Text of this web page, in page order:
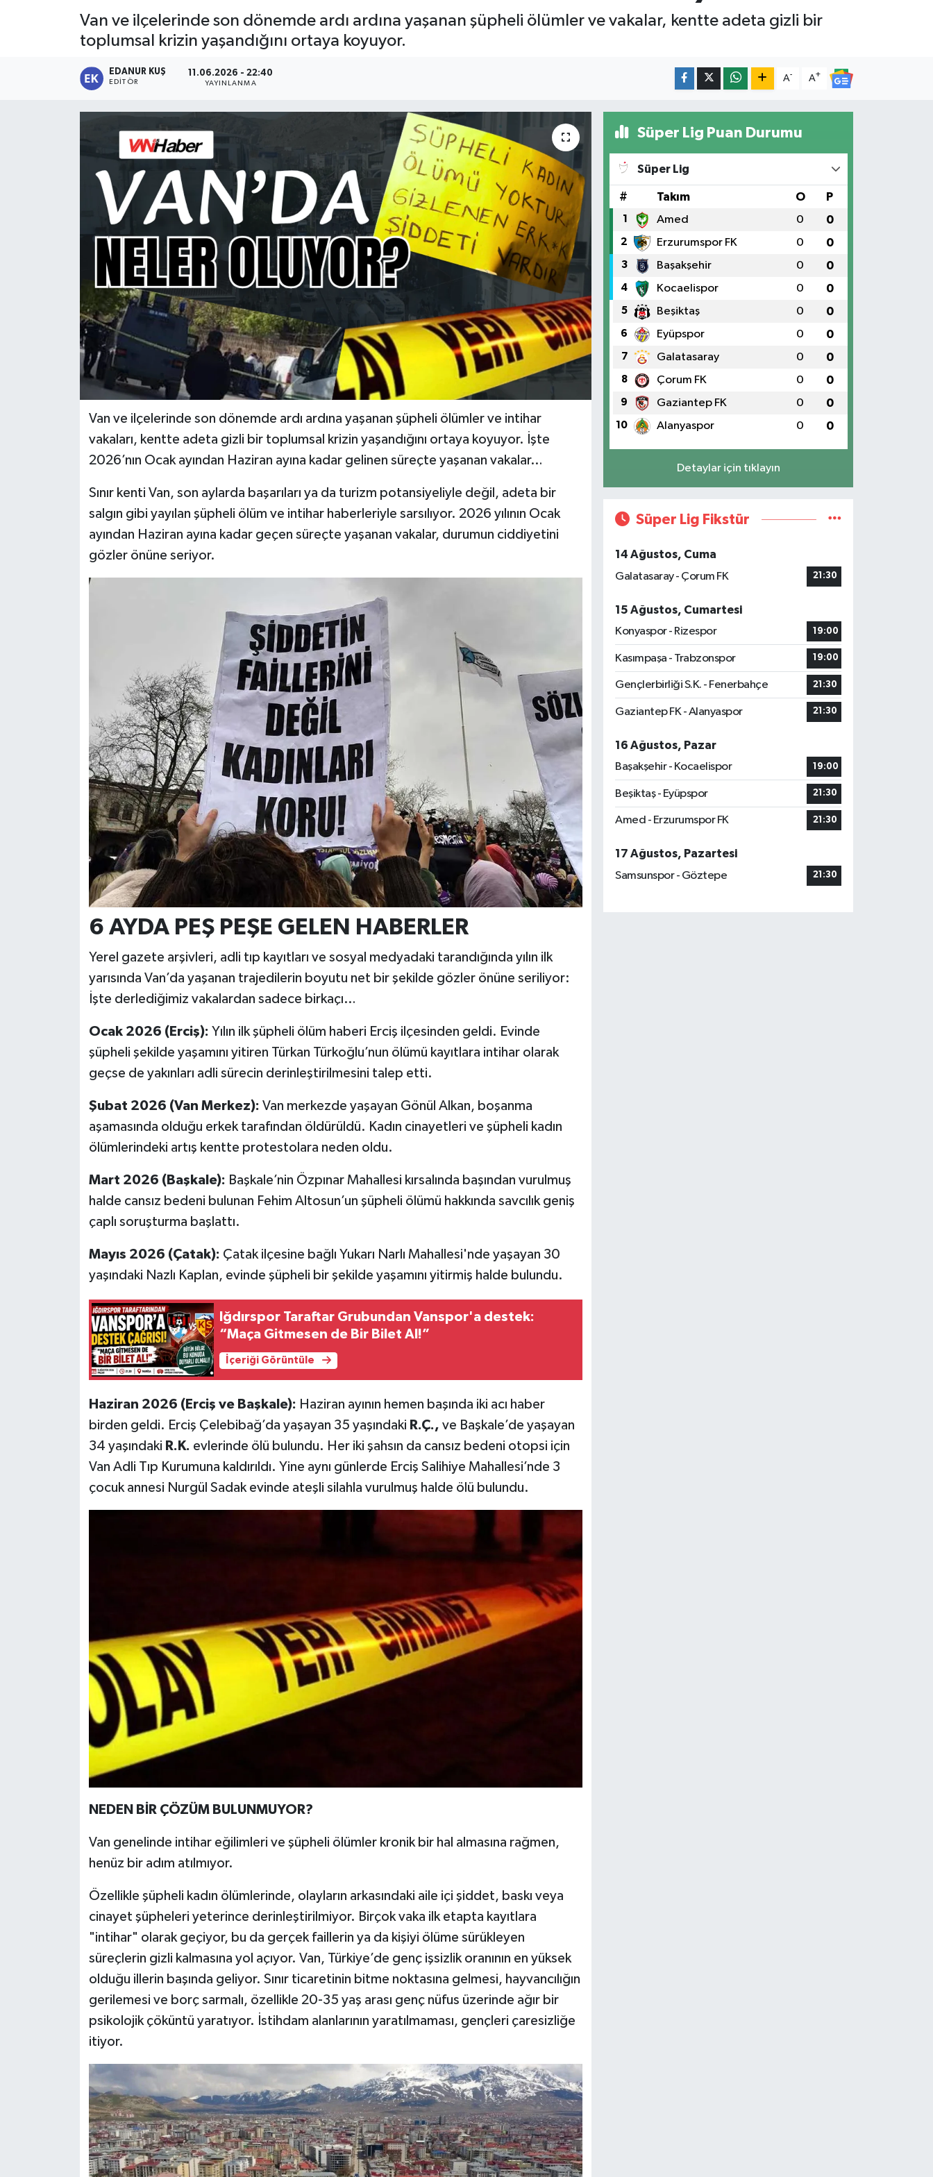
Van ve ilçelerinde son dönemde ardı ardına yaşanan şüpheli ölümler ve vakalar, kentte adeta gizli bir
toplumsal krizin yaşandığını ortaya koyuyor.
EDANUR KUŞ
EDITÖR
11.06.2026 - 22:40
YAYINLANMA
A- A+
Van ve ilçelerinde son dönemde ardı ardına yaşanan şüpheli ölümler ve intihar
vakaları, kentte adeta gizli bir toplumsal krizin yaşandığını ortaya koyuyor. İşte
2026’nın Ocak ayından Haziran ayına kadar gelinen süreçte yaşanan vakalar…
Sınır kenti Van, son aylarda başarıları ya da turizm potansiyeliyle değil, adeta bir
salgın gibi yayılan şüpheli ölüm ve intihar haberleriyle sarsılıyor. 2026 yılının Ocak
ayından Haziran ayına kadar geçen süreçte yaşanan vakalar, durumun ciddiyetini
gözler önüne seriyor.
6 AYDA PEŞ PEŞE GELEN HABERLER
Yerel gazete arşivleri, adli tıp kayıtları ve sosyal medyadaki tarandığında yılın ilk
yarısında Van’da yaşanan trajedilerin boyutu net bir şekilde gözler önüne seriliyor:
İşte derlediğimiz vakalardan sadece birkaçı…
Ocak 2026 (Erciş): Yılın ilk şüpheli ölüm haberi Erciş ilçesinden geldi. Evinde
şüpheli şekilde yaşamını yitiren Türkan Türkoğlu’nun ölümü kayıtlara intihar olarak
geçse de yakınları adli sürecin derinleştirilmesini talep etti.
Şubat 2026 (Van Merkez): Van merkezde yaşayan Gönül Alkan, boşanma
aşamasında olduğu erkek tarafından öldürüldü. Kadın cinayetleri ve şüpheli kadın
ölümlerindeki artış kentte protestolara neden oldu.
Mart 2026 (Başkale): Başkale’nin Özpınar Mahallesi kırsalında başından vurulmuş
halde cansız bedeni bulunan Fehim Altosun’un şüpheli ölümü hakkında savcılık geniş
çaplı soruşturma başlattı.
Mayıs 2026 (Çatak): Çatak ilçesine bağlı Yukarı Narlı Mahallesi'nde yaşayan 30
yaşındaki Nazlı Kaplan, evinde şüpheli bir şekilde yaşamını yitirmiş halde bulundu.
Iğdırspor Taraftar Grubundan Vanspor'a destek:
“Maça Gitmesen de Bir Bilet Al!”
İçeriği Görüntüle
Haziran 2026 (Erciş ve Başkale): Haziran ayının hemen başında iki acı haber
birden geldi. Erciş Çelebibağ’da yaşayan 35 yaşındaki R.Ç., ve Başkale’de yaşayan
34 yaşındaki R.K. evlerinde ölü bulundu. Her iki şahsın da cansız bedeni otopsi için
Van Adli Tıp Kurumuna kaldırıldı. Yine aynı günlerde Erciş Salihiye Mahallesi’nde 3
çocuk annesi Nurgül Sadak evinde ateşli silahla vurulmuş halde ölü bulundu.
NEDEN BİR ÇÖZÜM BULUNMUYOR?
Van genelinde intihar eğilimleri ve şüpheli ölümler kronik bir hal almasına rağmen,
henüz bir adım atılmıyor.
Özellikle şüpheli kadın ölümlerinde, olayların arkasındaki aile içi şiddet, baskı veya
cinayet şüpheleri yeterince derinleştirilmiyor. Birçok vaka ilk etapta kayıtlara
"intihar" olarak geçiyor, bu da gerçek faillerin ya da kişiyi ölüme sürükleyen
süreçlerin gizli kalmasına yol açıyor. Van, Türkiye’de genç işsizlik oranının en yüksek
olduğu illerin başında geliyor. Sınır ticaretinin bitme noktasına gelmesi, hayvancılığın
gerilemesi ve borç sarmalı, özellikle 20-35 yaş arası genç nüfus üzerinde ağır bir
psikolojik çöküntü yaratıyor. İstihdam alanlarının yaratılmaması, gençleri çaresizliğe
itiyor.
Süper Lig Puan Durumu
Süper Lig
# Takım O P
1 Amed 0 0
2 Erzurumspor FK 0 0
3 Başakşehir 0 0
4 Kocaelispor 0 0
5 Beşiktaş 0 0
6 Eyüpspor 0 0
7 Galatasaray 0 0
8 Çorum FK 0 0
9 Gaziantep FK 0 0
10 Alanyaspor 0 0
Detaylar için tıklayın
Süper Lig Fikstür
14 Ağustos, Cuma
Galatasaray - Çorum FK
21:30
15 Ağustos, Cumartesi
Konyaspor - Rizespor
19:00
Kasımpaşa - Trabzonspor 19:00
Gençlerbirliği S.K. - Fenerbahçe 21:30
Gaziantep FK - Alanyaspor 21:30
16 Ağustos, Pazar
Başakşehir - Kocaelispor
19:00
Beşiktaş - Eyüpspor 21:30
Amed - Erzurumspor FK 21:30
17 Ağustos, Pazartesi
Samsunspor - Göztepe
21:30